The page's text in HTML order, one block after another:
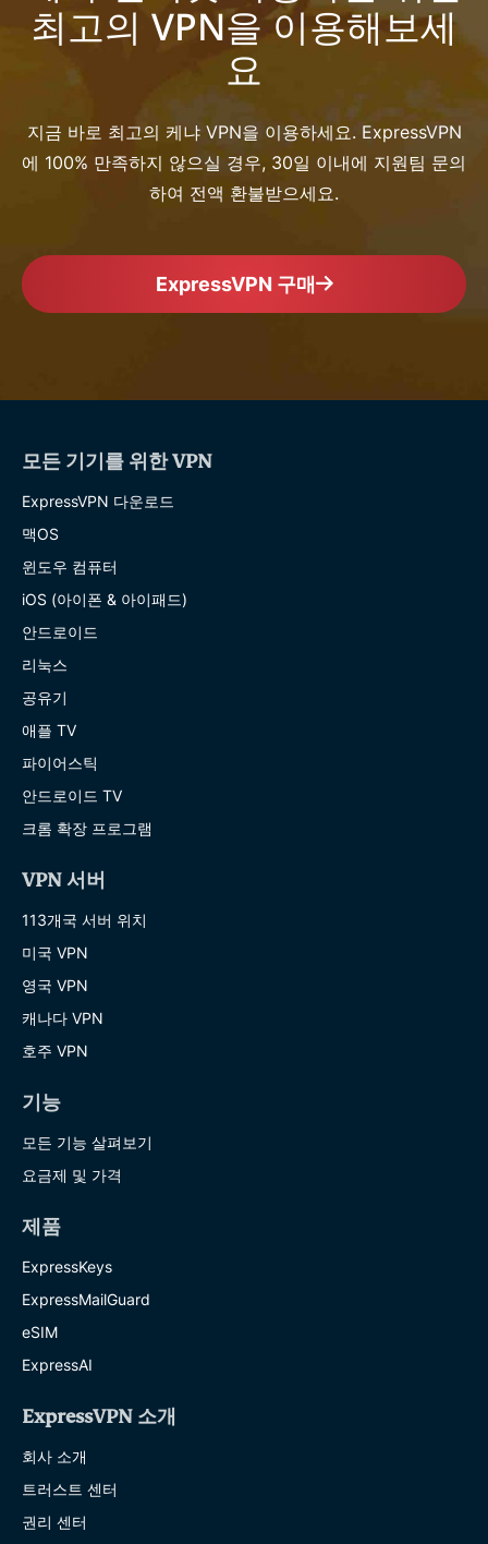
최고의 VPN을 이용해보세
요
지금 바로 최고의 케냐 VPN을 이용하세요. ExpressVPN
에 100% 만족하지 않으실 경우, 30일 이내에 지원팀 문의
하여 전액 환불받으세요.
ExpressVPN 구매
모든 기기를 위한 VPN
ExpressVPN 다운로드
맥OS
윈도우 컴퓨터
iOS (아이폰 & 아이패드)
안드로이드
리눅스
공유기
애플 TV
파이어스틱
안드로이드 TV
크롬 확장 프로그램
VPN 서버
113개국 서버 위치
미국 VPN
영국 VPN
캐나다 VPN
호주 VPN
기능
모든 기능 살펴보기
요금제 및 가격
제품
ExpressKeys
ExpressMailGuard
eSIM
ExpressAI
ExpressVPN 소개
회사 소개
트러스트 센터
권리 센터